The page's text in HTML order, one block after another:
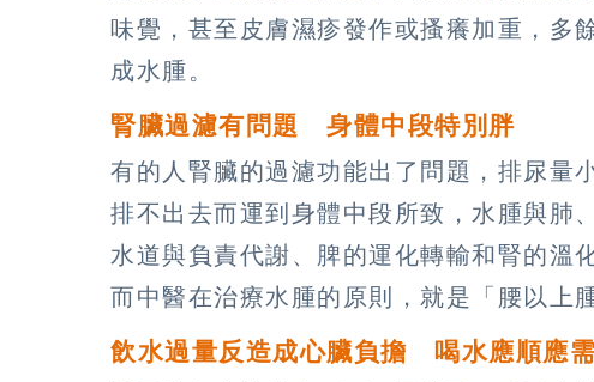
味覺，甚至皮膚濕疹發作或搔癢加重，多
成水腫。
腎臟過濾有問題 身體中段特別胖
有的人腎臟的過濾功能出了問題，排尿量
排不出去而運到身體中段所致，水腫與肺
水道與負責代謝、脾的運化轉輸和腎的溫
而中醫在治療水腫的原則，就是「腰以上
飲水過量反造成心臟負擔 喝水應順應